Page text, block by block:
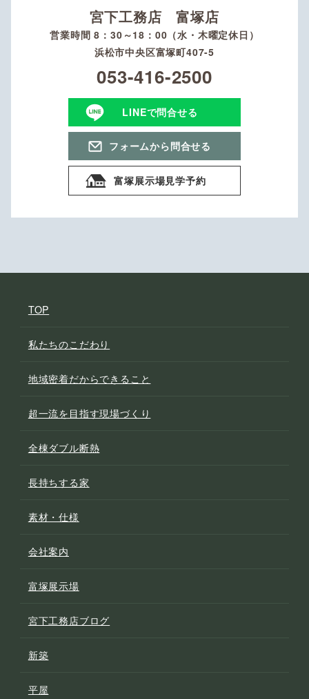
宮下工務店 富塚店
営業時間 8：30～18：00（水・木曜定休日）
浜松市中央区富塚町407-5
053-416-2500
LINEで問合せる
フォームから問合せる
富塚展示場見学予約
TOP
私たちのこだわり
地域密着だからできること
超一流を目指す現場づくり
全棟ダブル断熱
長持ちする家
素材・仕様
会社案内
富塚展示場
宮下工務店ブログ
新築
平屋